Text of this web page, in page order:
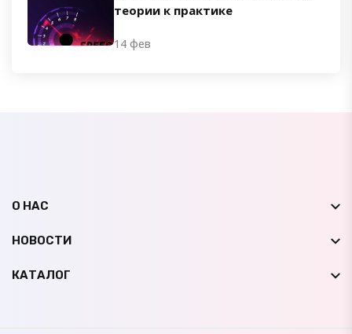
теории к практике
14 фев
О НАС
НОВОСТИ
КАТАЛОГ